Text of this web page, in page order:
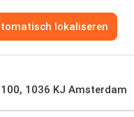
lokaliseren
1036 KJ Amsterdam